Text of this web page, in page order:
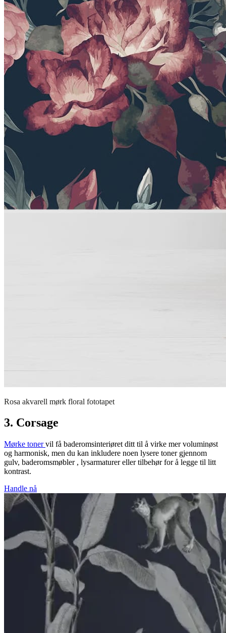
Rosa akvarell mørk floral fototapet
3. Corsage
Mørke tonervil få baderomsinteriøret ditt til å virke mer voluminøst
og harmonisk, men du kan inkludere noen lysere toner gjennom
gulv, baderomsmøbler , lysarmaturer eller tilbehør for å legge til litt
kontrast.
Handle nå